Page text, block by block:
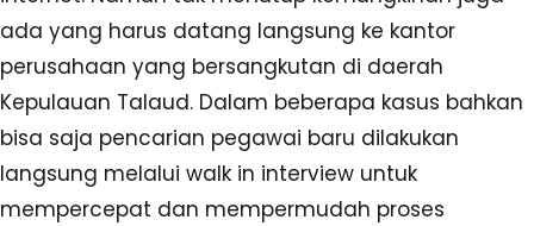
ada yang harus datang langsung ke kantor
perusahaan yang bersangkutan di daerah
Kepulauan Talaud. Dalam beberapa kasus bahkan
bisa saja pencarian pegawai baru dilakukan
langsung melalui walk in interview untuk
mempercepat dan mempermudah proses